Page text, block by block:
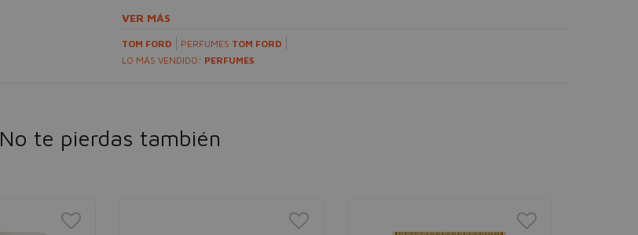
VER MÁS
TOM FORD PERFUMES TOM FORD
LO MÁS VENDIDO: PERFUMES
No te pierdas también